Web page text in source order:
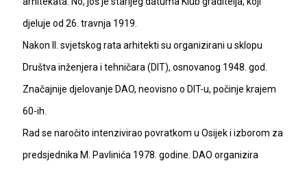
djeluje od 26. travnja 1919.
Nakon II. svjetskog rata arhitekti su organizirani u sklopu
Društva inženjera i tehničara (DIT), osnovanog 1948. god.
Značajnije djelovanje DAO, neovisno o DIT-u, počinje krajem
60-ih.
Rad se naročito intenzivirao povratkom u Osijek i izborom za
predsjednika M. Pavlinića 1978. godine. DAO organizira